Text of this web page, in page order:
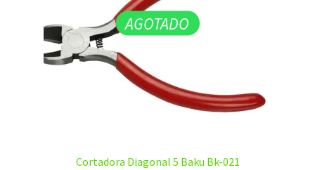
AGOTADO
Cortadora Diagonal 5 Baku Bk-021